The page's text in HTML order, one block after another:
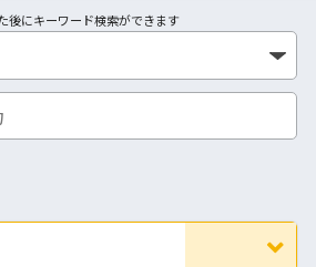
後にキーワード検索ができます